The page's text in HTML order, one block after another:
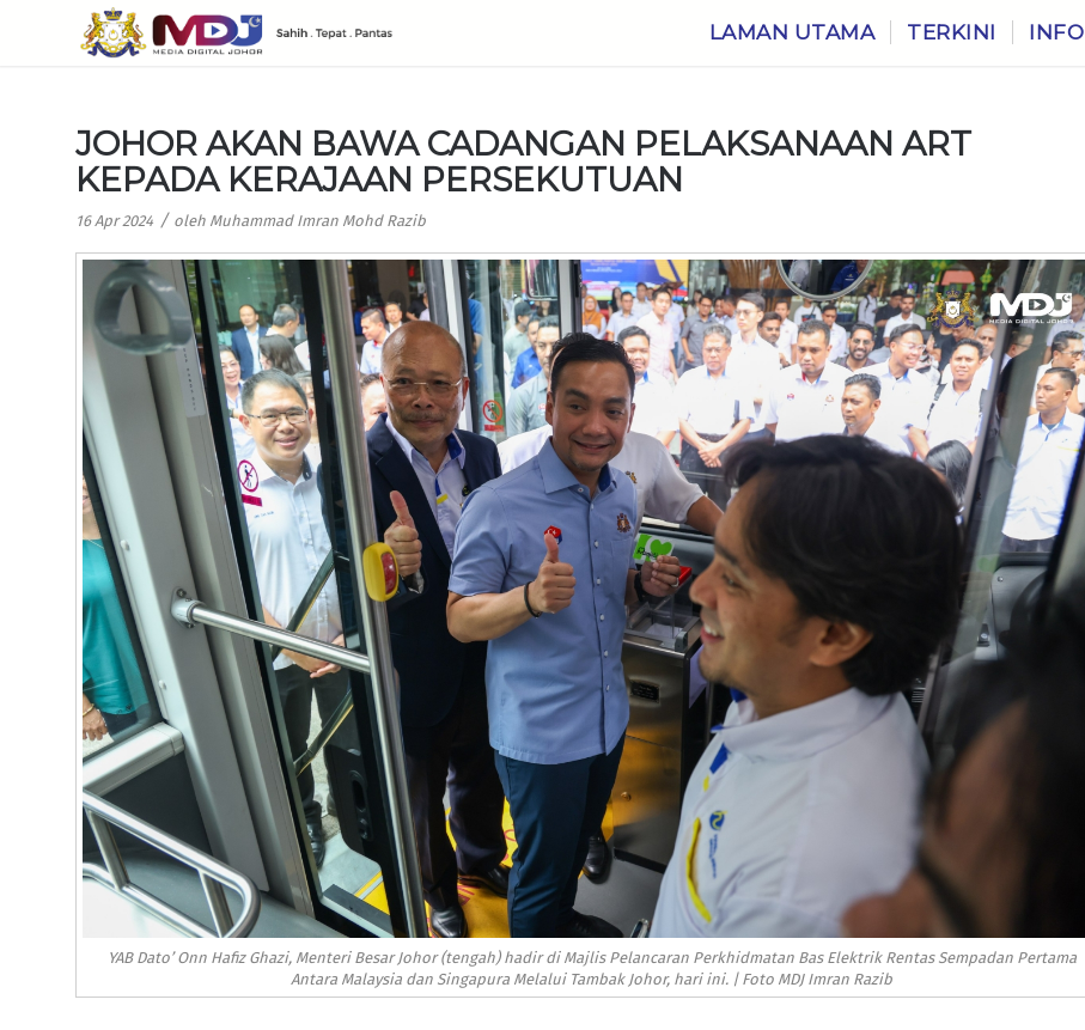
LAMAN UTAMA TERKINI INFO
JOHOR AKAN BAWA CADANGAN PELAKSANAAN ART
KEPADA KERAJAAN PERSEKUTUAN
16 Apr 2024 / oleh Muhammad Imran Mohd Razib
YAB Dato’ Onn Hafiz Ghazi, Menteri Besar Johor (tengah) hadir di Majlis Pelancaran Perkhidmatan Bas Elektrik Rentas Sempadan Pertama
Antara Malaysia dan Singapura Melalui Tambak Johor, hari ini. | Foto MDJ Imran Razib